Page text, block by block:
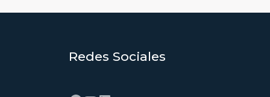
Redes Sociales